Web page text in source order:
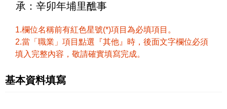
承：辛卯年埔里醮事
1.欄位名稱前有紅色星號(*)項目為必填項目。
2.當「職業」項目點選『其他』時，後面文字欄位必須
填入完整內容，敬請確實填寫完成。
基本資料填寫